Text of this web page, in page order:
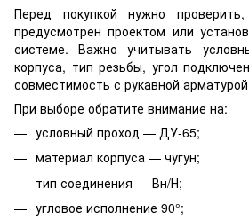
Перед покупкой нужно
предусмотрен проектом или
системе. Важно учитывать
корпуса, тип резьбы, угол
совместимость с рукавной
При выборе обратите внимание на:
условный проход — ДУ-65;
материал корпуса — чугун;
тип соединения — Вн/Н;
угловое исполнение 90°;